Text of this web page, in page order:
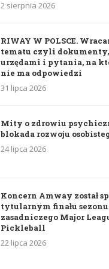
2 sierpnia 2026
RIWAY W POLSCE.
tematu czyli
urzędami i pytania, na
nie ma odpowiedzi
31 lipca 2026
Mity o zdrowiu
blokada rozwoju
24 lipca 2026
Koncern Amway został
tytularnym finału sezonu
zasadniczego Major
Pickleball
22 lipca 2026